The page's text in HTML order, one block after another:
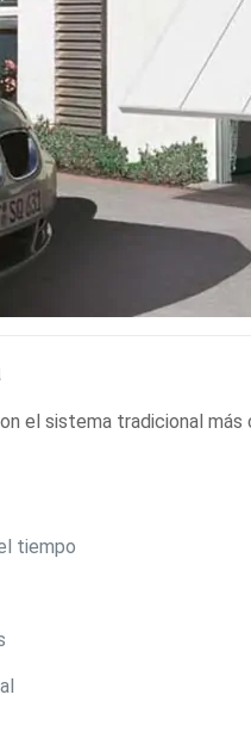
el sistema tradicional más
tiempo